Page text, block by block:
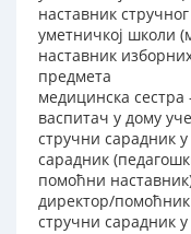
наставник
уметничкој школи
наставник
предмета
медицинска сестра
васпитач у дому
стручни сарадник
сарадник
помоћни
директор/
стручни сарадник